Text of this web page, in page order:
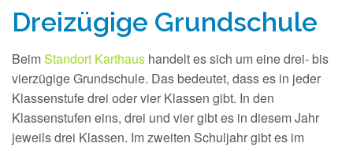
Schule
Kinder
Eltern
Termine
Dreizügige Grundschule
BeimStandort Karthaus handelt es sich um eine drei- bis
vierzügige Grundschule. Das bedeutet, dass es in jeder
Klassenstufe drei oder vier Klassen gibt. In den
Klassenstufen eins, drei und vier gibt es in diesem Jahr
jeweils drei Klassen. Im zweiten Schuljahr gibt es im